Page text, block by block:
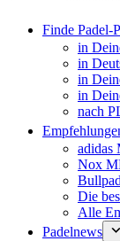
Finde Padel-
in
in
in
in
nach
adidas
Nox
Die
Alle
Padelnews